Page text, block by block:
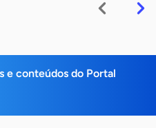
e conteúdos do Portal